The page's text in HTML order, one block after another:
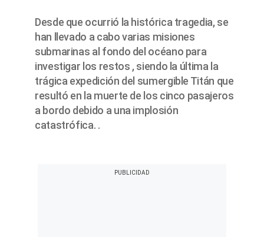
Desde que ocurrió la histórica tragedia, se
han llevado a cabo varias misiones
submarinas al fondo del océano para
investigar los restos , siendo la última la
trágica expedición del sumergible Titán que
resultó en la muerte de los cinco pasajeros
a bordo debido a una implosión
catastrófica. .